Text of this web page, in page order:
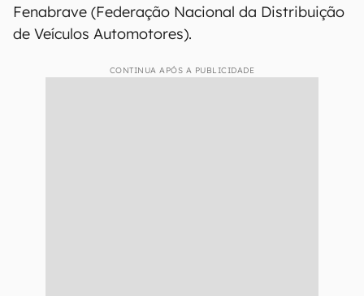
Fenabrave (Federação Nacional da Distribuição
de Veículos Automotores).
CONTINUA APÓS A PUBLICIDADE